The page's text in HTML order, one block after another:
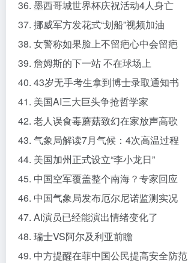
36. 墨西哥城世界杯庆祝活动4人身亡
37. 挪威军方发花式“划船”视频加油
38. 女警称如果脸上不留疤心中会留疤
39. 詹姆斯的下一站 不在球场上
40. 43岁无手考生拿到博士录取通知书
41. 美国AI三大巨头争抢哲学家
42. 老人误食毒蘑菇致幻在家放声高歌
43. 气象局解读7月气候：4次高温过程
44. 美国加州正式设立“李小龙日”
45. 中国空军覆盖整个南海？专家回应
46. 中国气象局发布厄尔尼诺监测实况
47. AI演员已经能演出情绪变化了
48. 瑞士VS阿尔及利亚前瞻
49. 中方提醒在菲中国公民提高安全防范